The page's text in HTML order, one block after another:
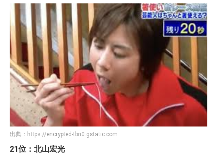
出典： https://encrypted-tbn0.gstatic.com
21位：北山宏光